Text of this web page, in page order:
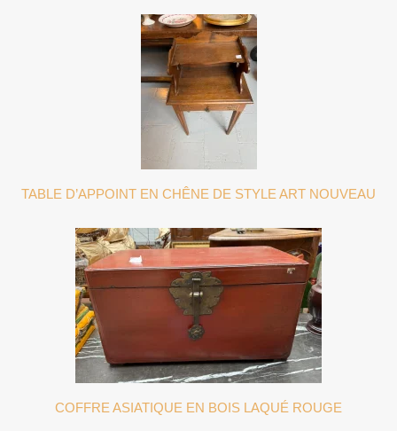
TABLE D’APPOINT EN CHÊNE DE STYLE ART NOUVEAU
COFFRE ASIATIQUE EN BOIS LAQUÉ ROUGE